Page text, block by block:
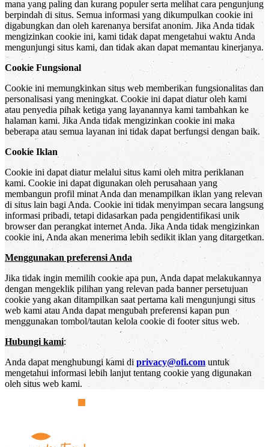
mana yang paling dan kurang populer serta melihat cara pengunjung
berpindah di situs. Semua informasi yang dikumpulkan cookie ini
digabungkan dan oleh karenanya bersifat anonim. Jika Anda tidak
mengizinkan cookie ini, kami tidak dapat mengetahui waktu Anda
mengunjungi situs kami, dan tidak akan dapat memantau kinerjanya.
Cookie Fungsional
Cookie ini memungkinkan situs web memberikan fungsionalitas dan
personalisasi yang meningkat. Cookie ini dapat diatur oleh kami
atau penyedia pihak ketiga yang layanannya kami tambahkan ke
halaman kami. Jika Anda tidak mengizinkan cookie ini maka
beberapa atau semua layanan ini tidak dapat berfungsi dengan baik.
Cookie Iklan
Cookie ini dapat diatur melalui situs kami oleh mitra periklanan
kami. Cookie ini dapat digunakan oleh perusahaan yang
membangun profil minat Anda dan menampilkan iklan yang relevan
di situs lain bagi Anda. Cookie ini tidak menyimpan secara langsung
informasi pribadi, tetapi didasarkan pada pengidentifikasi unik
browser dan perangkat internet Anda. Jika Anda tidak mengizinkan
cookie ini, Anda akan menerima lebih sedikit iklan yang ditargetkan.
Menggunakan preferensi Anda
Jika tidak ingin memilih cookie apa pun, Anda dapat melakukannya
dengan mengeklik pilihan yang relevan pada banner persetujuan
cookie yang akan ditampilkan saat pertama kali mengunjungi situs
web kami atau Anda dapat mengubah preferensi kapan pun
menggunakan tombol/tautan kelola cookie di footer situs web.
Hubungi kami:
Anda dapat menghubungi kami di privacy@ofi.com untuk
mengetahui informasi lebih lanjut tentang cookie yang digunakan
oleh situs web kami.